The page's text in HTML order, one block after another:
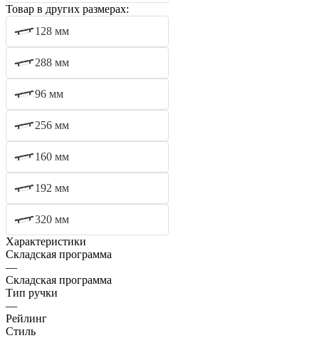
Товар в других размерах:
128 мм
288 мм
96 мм
256 мм
160 мм
192 мм
320 мм
Характеристики
Складская программа
—
Складская программа
Тип ручки
—
Рейлинг
Стиль